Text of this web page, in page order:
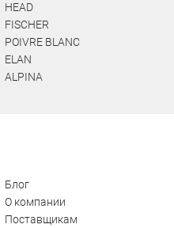
HEAD
FISCHER
POIVRE BLANC
ELAN
ALPINA
Блог
О компании
Поставщикам